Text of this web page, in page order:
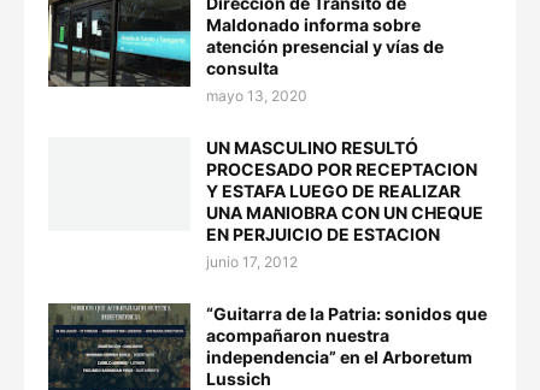
Maldonado informa sobre
atención presencial y vías de
consulta
mayo 13, 2020
UN MASCULINO RESULTÓ
PROCESADO POR RECEPTACION
Y ESTAFA LUEGO DE REALIZAR
UNA MANIOBRA CON UN CHEQUE
EN PERJUICIO DE ESTACION
junio 17, 2012
“Guitarra de la Patria: sonidos que
acompañaron nuestra
independencia” en el Arboretum
Lussich